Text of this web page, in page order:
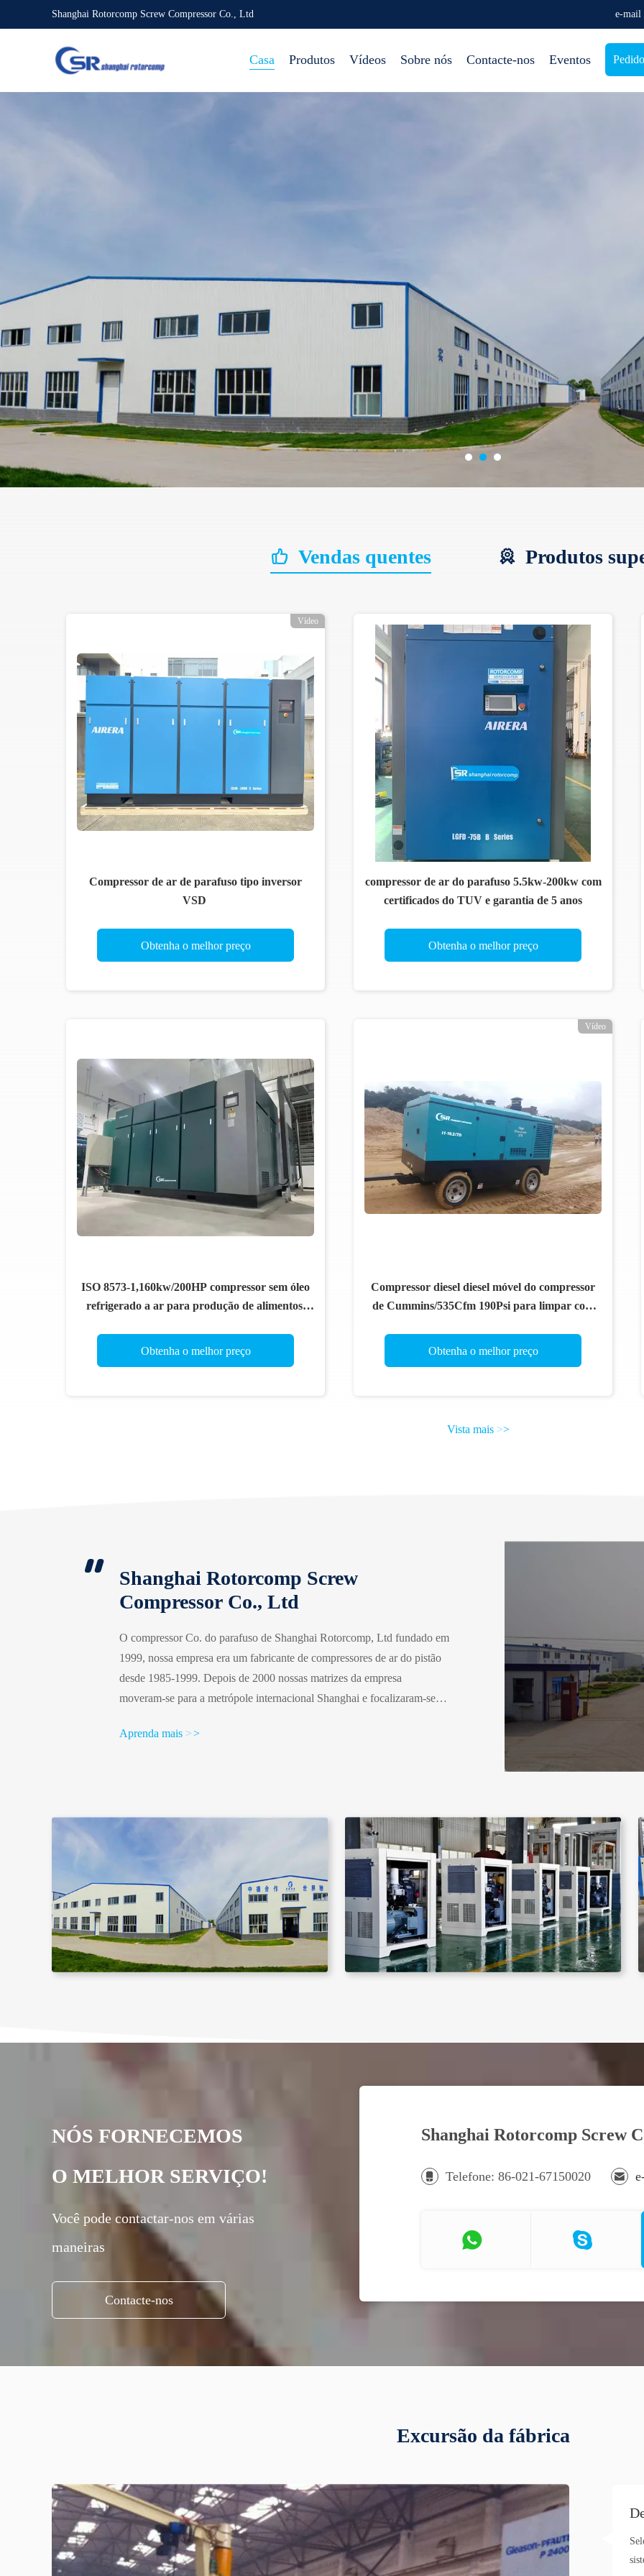
Shanghai Rotorcomp Screw Compressor Co., Ltd e-mail
Casa Produtos Vídeos Sobre nós Contacte-nos Eventos
Vendas quentes Produtos
Vídeo
Compressor de ar de parafuso tipo inversor
VSD
Obtenha o melhor preço
compressor de ar do parafuso 5.5kw-200kw com
certificados do TUV e garantia de 5 anos
Obtenha o melhor preço
ISO 8573-1,160kw/200HP compressor sem óleo
refrigerado a ar para produção de alimentos,
Obtenha o melhor preço
Vídeo
Compressor diesel diesel móvel do compressor
de Cummins/535Cfm 190Psi para limpar com
Obtenha o melhor preço
Vista mais >>
Shanghai Rotorcomp Screw
Compressor Co., Ltd
O compressor Co. do parafuso de Shanghai Rotorcomp, Ltd fundado em
1999, nossa empresa era um fabricante de compressores de ar do pistão
desde 1985-1999. Depois de 2000 nossas matrizes da empresa
moveram-se para a metrópole internacional Shanghai e focalizaram-se
secador da refrigeração, em secador da adsorção e em filtros de ar com o
Aprenda mais >>
NÓS FORNECEMOS
O MELHOR SERVIÇO!
Você pode contactar-nos em várias
maneiras
Contacte-nos
Shanghai Rotorcomp Screw
Telefone: 86-021-67150020
Excursão da fábrica